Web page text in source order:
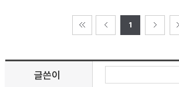
1
글쓴이